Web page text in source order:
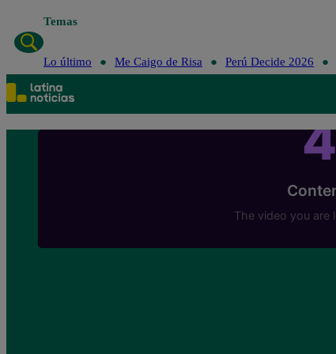
Temas
Lo último Me Caigo de Risa Perú Decide 2026